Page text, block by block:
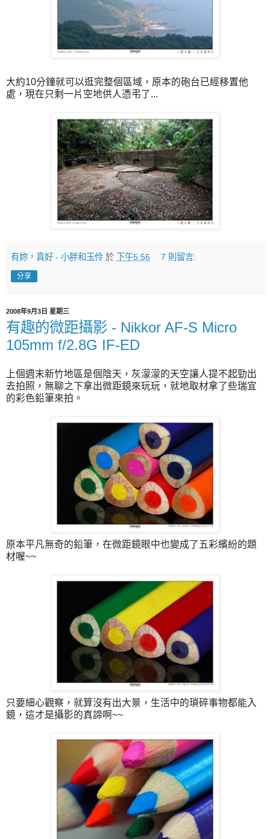
大約10分鐘就可以逛完整個區域，原本的砲台已經移置他
處，現在只剩一片空地供人憑弔了...
有妳，真好 - 小胖和玉伶 於 下午5:56 7 則留言:
分享
2008年9月3日 星期三
有趣的微距攝影 - Nikkor AF-S Micro
105mm f/2.8G IF-ED
上個週末新竹地區是個陰天，灰濛濛的天空讓人提不起勁出
去拍照，無聊之下拿出微距鏡來玩玩，就地取材拿了些瑞宜
的彩色鉛筆來拍。
原本平凡無奇的鉛筆，在微距鏡眼中也變成了五彩繽紛的題
材喔~~
只要細心觀察，就算沒有出大景，生活中的瑣碎事物都能入
鏡，這才是攝影的真諦啊~~